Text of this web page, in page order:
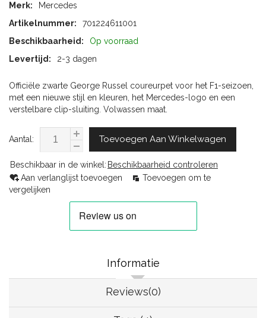
Merk:
Mercedes
Artikelnummer:
701224611001
Beschikbaarheid:
Op voorraad
Levertijd:
2-3 dagen
Officiële zwarte George Russel coureurpet voor het F1-seizoen,
met een nieuwe stijl en kleuren, het Mercedes-logo en een
verstelbare clip-sluiting. Volwassen maat.
Aantal: Toevoegen Aan Winkelwagen
Beschikbaar in de winkel: Beschikbaarheid controleren
Aan verlanglijst toevoegen
Toevoegen om te
vergelijken
Informatie
Reviews(0)